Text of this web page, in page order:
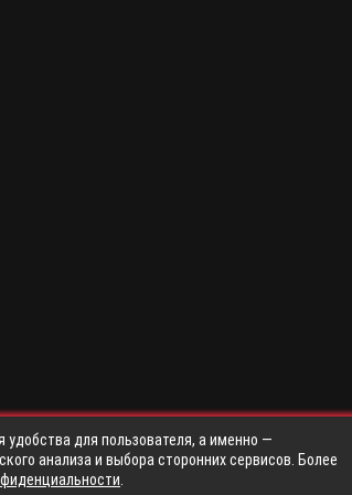
для пользователя, а именно —
анализа и выбора сторонних сервисов. Более